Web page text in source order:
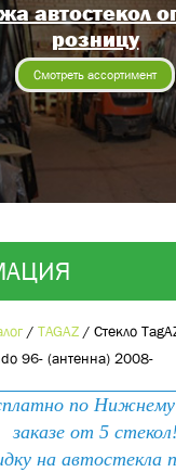
автостекол
розницу
Смотреть ассортимент
/ TAGAZ / Стекло
96- (антенна) 2008-
по Нижнему
заказе от 5 стекол!
на автостекла
заявку